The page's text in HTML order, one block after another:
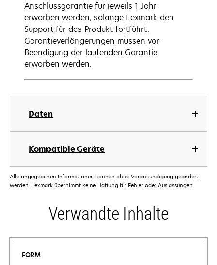
Daten
Kompatible Geräte
Anschlussgarantie für jeweils 1 Jahr
erworben werden, solange Lexmark den
Support für das Produkt fortführt.
Garantieverlängerungen müssen vor
Beendigung der laufenden Garantie
erworben werden.
Alle angegebenen Informationen können ohne Vorankündigung geändert
werden. Lexmark übernimmt keine Haftung für Fehler oder Auslassungen.
Verwandte Inhalte
FORM